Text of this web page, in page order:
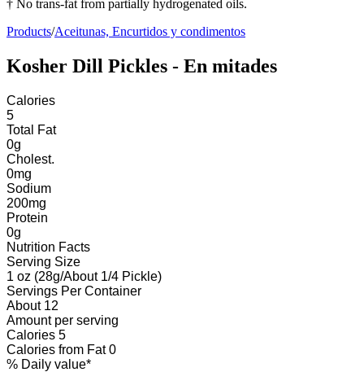
† No trans-fat from partially hydrogenated oils.
Products/Aceitunas, Encurtidos y condimentos
Kosher Dill Pickles - En mitades
Calories
5
Total Fat
0g
Cholest.
0mg
Sodium
200mg
Protein
0g
Nutrition Facts
Serving Size
1 oz (28g/About 1/4 Pickle)
Servings Per Container
About 12
Amount per serving
Calories 5
Calories from Fat0
% Daily value*